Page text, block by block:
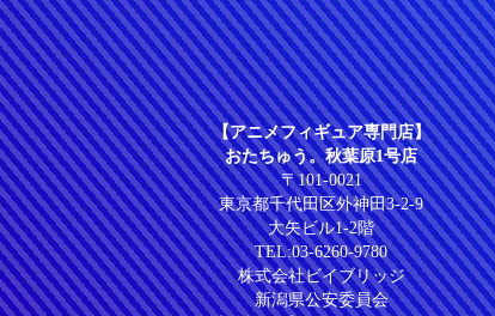
【アニメフィギュア専門店】
おたちゅう。秋葉原1号店
〒101-0021
東京都千代田区外神田3-2-9
大矢ビル1-2階
TEL:03-6260-9780
株式会社ビイブリッジ
新潟県公安委員会